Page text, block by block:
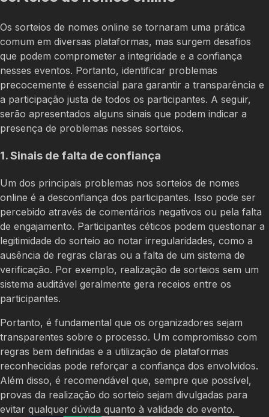
Os sorteios de nomes online se tornaram uma prática
comum em diversas plataformas, mas surgem desafios
que podem comprometer a integridade e a confiança
nesses eventos. Portanto, identificar problemas
precocemente é essencial para garantir a transparência e
a participação justa de todos os participantes. A seguir,
serão apresentados alguns sinais que podem indicar a
presença de problemas nesses sorteios.
1. Sinais de falta de confiança
Um dos principais problemas nos sorteios de nomes
online é a desconfiança dos participantes. Isso pode ser
percebido através de comentários negativos ou pela falta
de engajamento. Participantes céticos podem questionar a
legitimidade do sorteio ao notar irregularidades, como a
ausência de regras claras ou a falta de um sistema de
verificação. Por exemplo, realização de sorteios sem um
sistema auditável geralmente gera receios entre os
participantes.
Portanto, é fundamental que os organizadores sejam
transparentes sobre o processo. Um compromisso com
regras bem definidas e a utilização de plataformas
reconhecidas pode reforçar a confiança dos envolvidos.
Além disso, é recomendável que, sempre que possível,
provas da realização do sorteio sejam divulgadas para
evitar qualquer dúvida quanto à validade do evento.